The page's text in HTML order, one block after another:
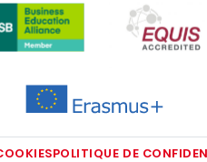
IMAGE
POLITIQUE DE